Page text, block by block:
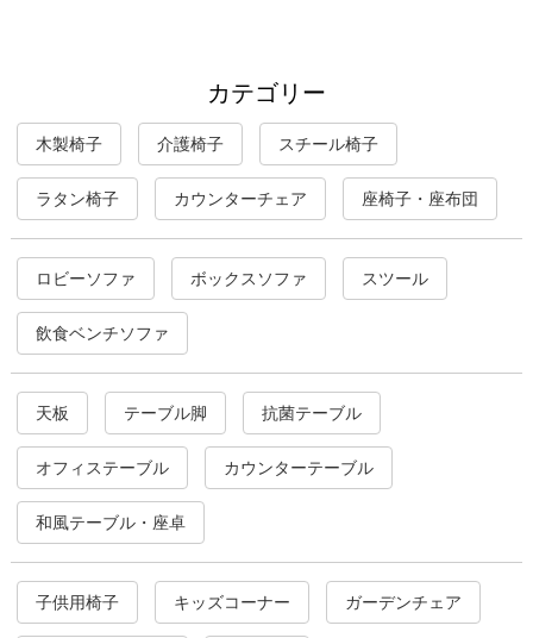
カテゴリー
木製椅子 介護椅子 スチール椅子
ラタン椅子 カウンターチェア 座椅子・座布団
ロビーソファ ボックスソファ スツール
飲食ベンチソファ
天板 テーブル脚 抗菌テーブル
オフィステーブル カウンターテーブル
和風テーブル・座卓
子供用椅子 キッズコーナー ガーデンチェア